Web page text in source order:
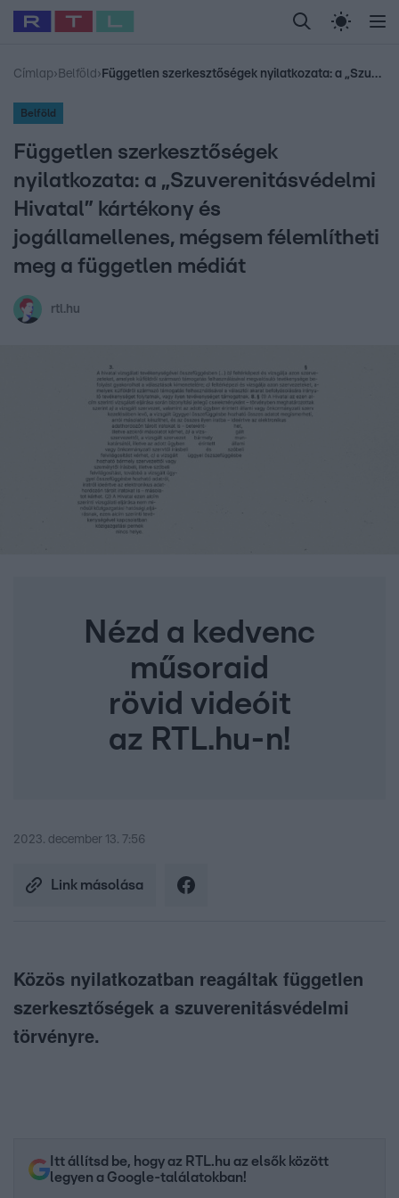
Legfrissebb RTL Híradó Randi Celeb vagyok,
Babits Marcella Most Wanted Gallusz
Címlap› Belföld › Független szerkesztőségek nyilatkozata: a „Szuverenitásvédelmi Hivatal” kártékony és jogállamellenes, mégsem félemlítheti meg a független médiát
Belföld
Független szerkesztőségek
nyilatkozata: a „Szuverenitásvédelmi
Hivatal” kártékony és
jogállamellenes, mégsem félemlítheti
meg a független médiát
rtl.hu
Nézd a kedvenc
műsoraid
rövid videóit
az RTL.hu-n!
2023. december 13. 7:56
Link másolása
Közös nyilatkozatban reagáltak független
szerkesztőségek a szuverenitásvédelmi
törvényre.
Itt állítsd be, hogy az RTL.hu az elsők között
legyen a Google-találatokban!